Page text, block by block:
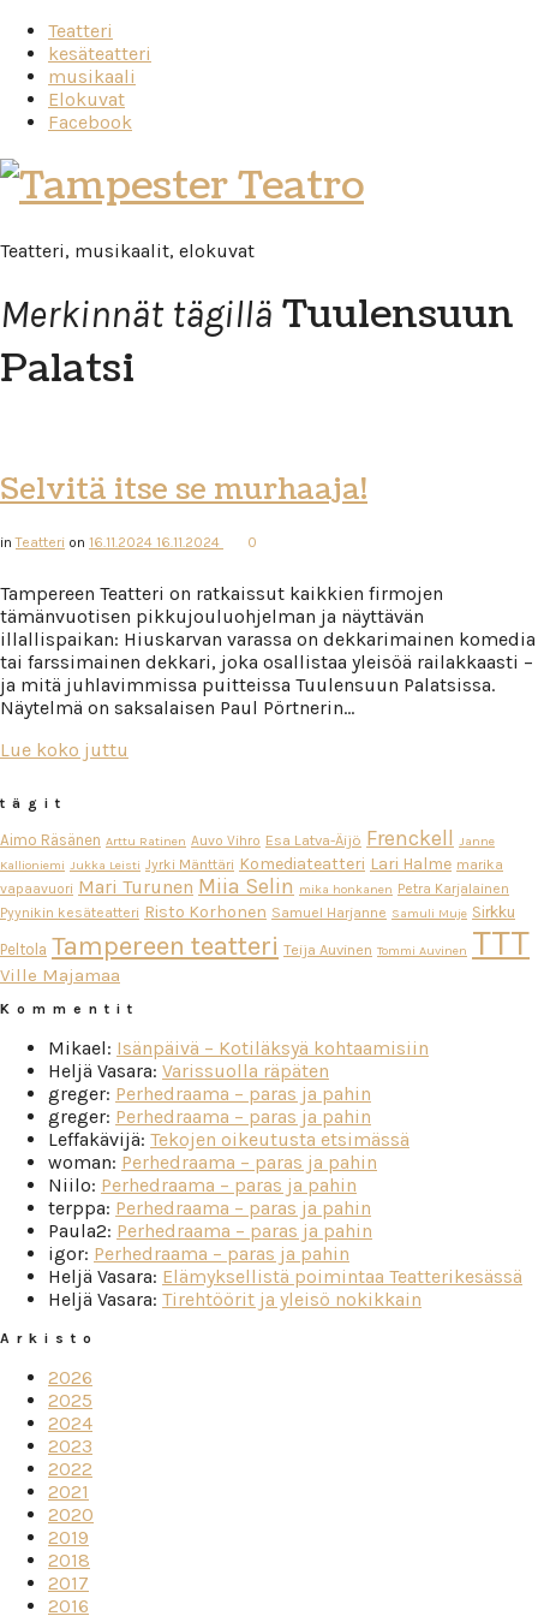
Teatteri
kesäteatteri
musikaali
Elokuvat
Facebook
Tampester
Teatro
Teatteri, musikaalit, elokuvat
Merkinnät tägillä Tuulensuun
Palatsi
Selvitä itse se murhaaja!
inTeatteri on 16.11.2024 16.11.2024 0
Tampereen Teatteri on ratkaissut kaikkien firmojen
tämänvuotisen pikkujouluohjelman ja näyttävän
illallispaikan: Hiuskarvan varassa on dekkarimainen komedia
tai farssimainen dekkari, joka osallistaa yleisöä railakkaasti –
ja mitä juhlavimmissa puitteissa Tuulensuun Palatsissa.
Näytelmä on saksalaisen Paul Pörtnerin…
Lue koko juttu
tägit
Aimo Räsänen Arttu Ratinen Auvo Vihro Esa Latva-Äijö Frenckell
Janne
Kallioniemi
Jukka Leisti Jyrki Mänttäri Komediateatteri Lari Halme marika
vapaavuori Mari Turunen Miia Selin mika honkanen Petra Karjalainen
Pyynikin kesäteatteri Risto Korhonen Samuel Harjanne Samuli Muje Sirkku
Peltola Tampereen teatteri Teija Auvinen Tommi Auvinen TTT
Ville Majamaa
Kommentit
Mikael: Isänpäivä – Kotiläksyä kohtaamisiin
Heljä Vasara: Varissuolla räpäten
greger: Perhedraama – paras ja pahin
greger: Perhedraama – paras ja pahin
Leffakävijä: Tekojen oikeutusta etsimässä
woman: Perhedraama – paras ja pahin
Niilo: Perhedraama – paras ja pahin
terppa: Perhedraama – paras ja pahin
Paula2: Perhedraama – paras ja pahin
igor: Perhedraama – paras ja pahin
Heljä Vasara: Elämyksellistä poimintaa Teatterikesässä
Heljä Vasara: Tirehtöörit ja yleisö nokikkain
Arkisto
2026
2025
2024
2023
2022
2021
2020
2019
2018
2017
2016